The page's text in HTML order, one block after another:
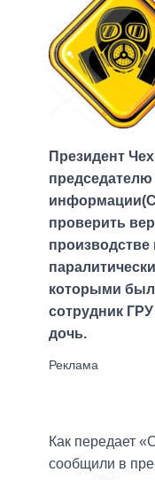
Президент
проверить
производстве
которыми
сотрудник
дочь.
Как передает
сообщили в